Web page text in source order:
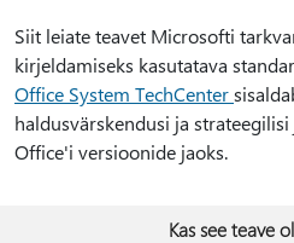
Siit leiate teavet Microsofti
kirjeldamiseks kasutatava
Office System TechCenter
haldusvärskendusi ja
Office'i versioonide jaoks.
Kas see teave